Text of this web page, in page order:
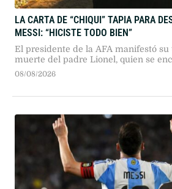
LA CARTA DE “CHIQUI” TAPIA PARA
MESSI: “HICISTE TODO BIEN”
El presidente de la AFA manifestó
muerte del padre Lionel, quien se
en Rosario transitando una larga
08/08/2026